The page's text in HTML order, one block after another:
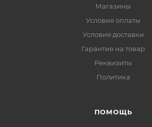
Магазины
Условия оплаты
Условия доставки
Гарантия на товар
Реквизиты
Политика
ПОМОЩЬ